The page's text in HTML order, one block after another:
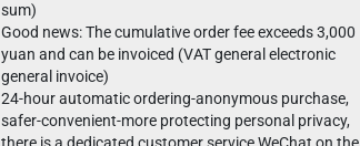
sum)
Good news: The cumulative order fee exceeds 3,000
yuan and can be invoiced (VAT general electronic
general invoice)
24-hour automatic ordering-anonymous purchase,
safer-convenient-more protecting personal privacy,